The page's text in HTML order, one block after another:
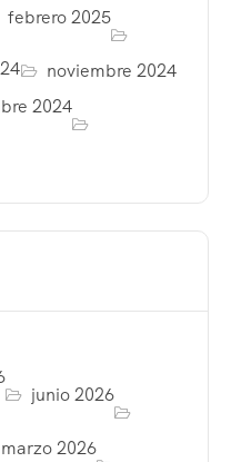
febrero 2025
noviembre 2024
2024
junio 2026
marzo 2026